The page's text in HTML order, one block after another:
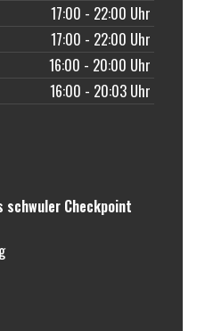
schwuler Checkpoint
17:00 - 22:00 Uhr
17:00 - 22:00 Uhr
16:00 - 20:00 Uhr
16:00 - 20:03 Uhr